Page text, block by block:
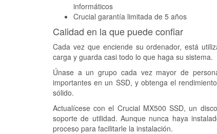
informáticos
Crucial garantía limitada de 5 años
Calidad en la que puede confiar
Cada vez que enciende su ordenador, está
carga y guarda casi todo lo que haga su sistema.
Únase a un grupo cada vez mayor de
importantes en un SSD, y obtenga el
sólido.
Actualícese con el Crucial MX500 SSD, un
soporte de utilidad. Aunque nunca haya
proceso para facilitarle la instalación.